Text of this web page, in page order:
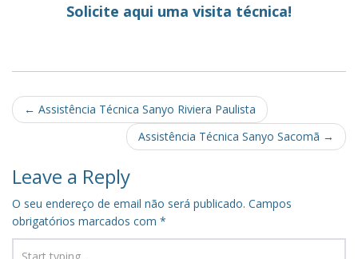
Solicite aqui uma visita técnica!
Post
navigation
← Assistência Técnica Sanyo Riviera Paulista
Assistência Técnica Sanyo Sacomã →
Leave a Reply
O seu endereço de email não será publicado. Campos
obrigatórios marcados com *